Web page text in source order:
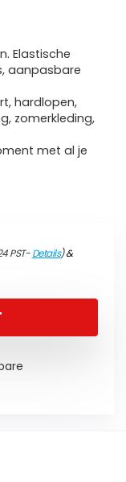
Elastische
aanpasbare
hardlopen,
zomerkleding,
met al je
PST-Details)&